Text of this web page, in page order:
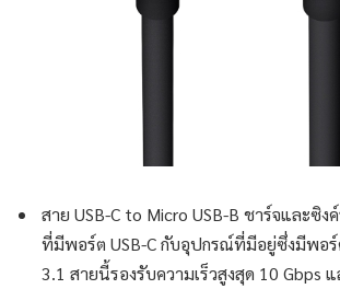
สาย USB-C to Micro USB-B ชาร์จและซิง
ที่มีพอร์ต USB-C กับอุปกรณ์ที่มีอยู่ซึ่งมีพอร์
3.1 สายนี้รองรับความเร็วสูงสุด 10 Gbps